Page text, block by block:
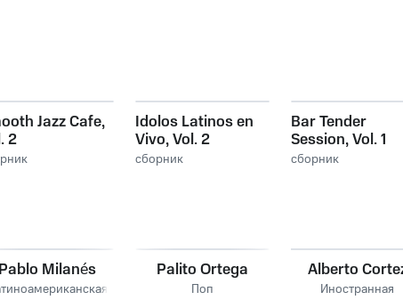
Jazz Cafe,
2
Idolos Latinos en
Vivo, Vol. 2
сборник
Bar Tender
Session, Vol. 1
сборник
Pablo Milanés Palito Ortega
Поп
Alberto
Иностранная